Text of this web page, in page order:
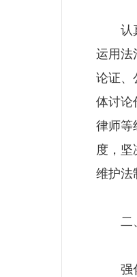
认真
运用法
论证、
体讨论
律师等
度，坚
维护法
二、
强化